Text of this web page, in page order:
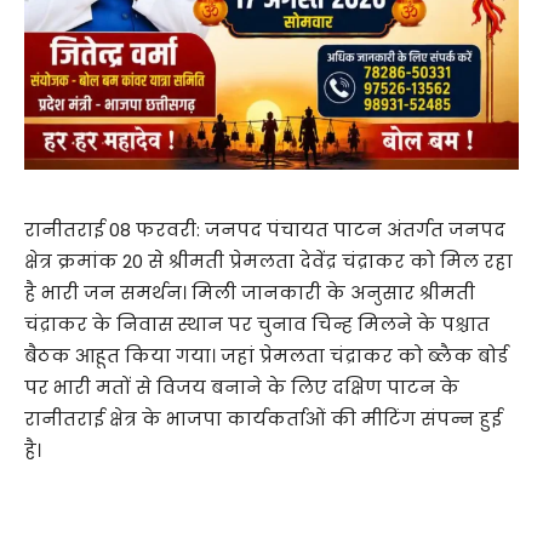
रानीतराई 08 फरवरी: जनपद पंचायत पाटन अंतर्गत जनपद
क्षेत्र क्रमांक 20 से श्रीमती प्रेमलता देवेंद्र चंद्राकर को मिल रहा
है भारी जन समर्थन। मिली जानकारी के अनुसार श्रीमती
चंद्राकर के निवास स्थान पर चुनाव चिन्ह मिलने के पश्चात
बैठक आहूत किया गया। जहां प्रेमलता चंद्राकर को ब्लैक बोर्ड
पर भारी मतों से विजय बनाने के लिए दक्षिण पाटन के
रानीतराई क्षेत्र के भाजपा कार्यकर्ताओं की मीटिंग संपन्न हुई
है।